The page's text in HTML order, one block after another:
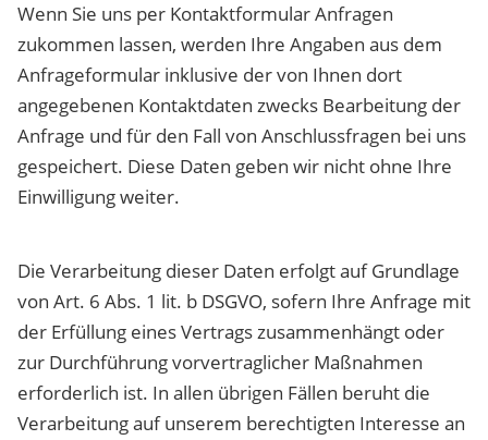
Wenn Sie uns per Kontaktformular Anfragen
zukommen lassen, werden Ihre Angaben aus dem
Anfrageformular inklusive der von Ihnen dort
angegebenen Kontaktdaten zwecks Bearbeitung der
Anfrage und für den Fall von Anschlussfragen bei uns
gespeichert. Diese Daten geben wir nicht ohne Ihre
Einwilligung weiter.
Die Verarbeitung dieser Daten erfolgt auf Grundlage
von Art. 6 Abs. 1 lit. b DSGVO, sofern Ihre Anfrage mit
der Erfüllung eines Vertrags zusammenhängt oder
zur Durchführung vorvertraglicher Maßnahmen
erforderlich ist. In allen übrigen Fällen beruht die
Verarbeitung auf unserem berechtigten Interesse an